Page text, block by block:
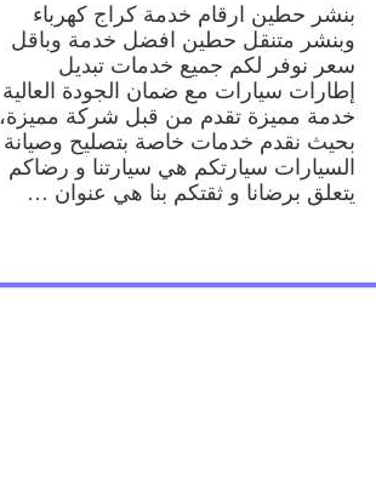
بنشر حطين ارقام خدمة كراج كهرباء
وبنشر متنقل حطين افضل خدمة وباقل
سعر نوفر لكم جميع خدمات تبديل
إطارات سيارات مع ضمان الجودة العالية
خدمة مميزة تقدم من قبل شركة مميزة،
بحيث نقدم خدمات خاصة بتصليح وصيانة
السيارات سيارتكم هي سيارتنا و رضاكم
يتعلق برضانا و ثقتكم بنا هي عنوان …